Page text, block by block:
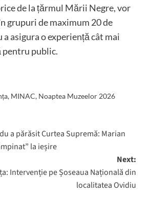
de la țărmul Mării Negre, vor
grupuri de maximum 20 de
asigura o experiență cât mai
pentru public.
, MINAC, Noaptea Muzeelor 2026
a părăsit Curtea Supremă: Marian
la ieșire
Next:
Intervenție pe Șoseaua Națională din
localitatea Ovidiu